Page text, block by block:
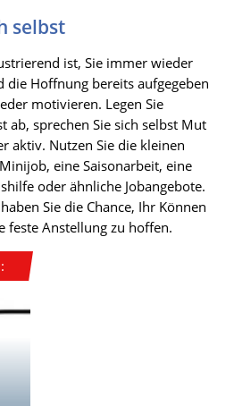
selbst
ist, Sie immer wieder
die Hoffnung bereits aufgegeben
motivieren. Legen Sie
ab, sprechen Sie sich selbst Mut
aktiv. Nutzen Sie die kleinen
eine Saisonarbeit, eine
oder ähnliche Jobangebote.
Sie die Chance, Ihr Können
feste Anstellung zu hoffen.